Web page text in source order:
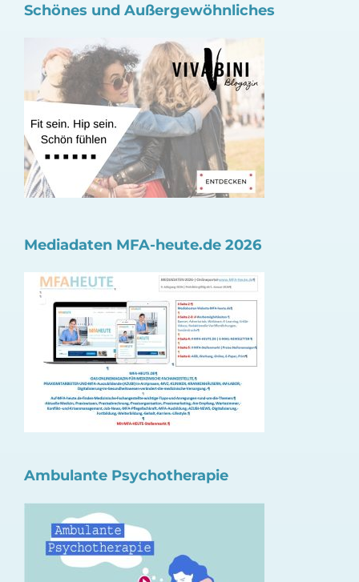
Schönes und Außergewöhnliches
Mediadaten MFA-heute.de 2026
Ambulante Psychotherapie